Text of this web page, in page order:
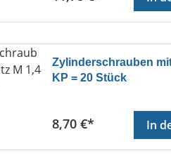
Zylinderschrauben
KP = 20 Stück
Regulärer Preis:
8,70 €* In